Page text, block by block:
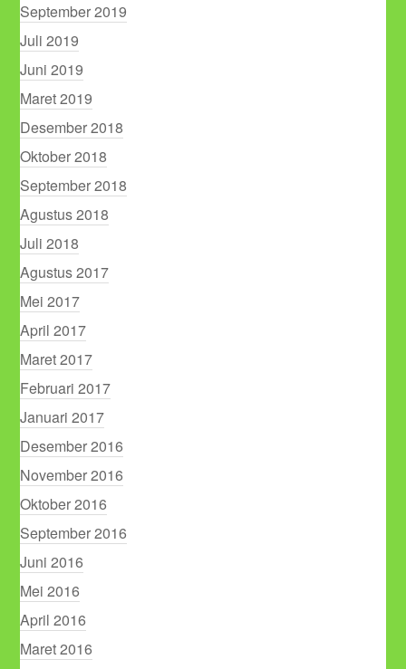
September 2019
Juli 2019
Juni 2019
Maret 2019
Desember 2018
Oktober 2018
September 2018
Agustus 2018
Juli 2018
Agustus 2017
Mei 2017
April 2017
Maret 2017
Februari 2017
Januari 2017
Desember 2016
November 2016
Oktober 2016
September 2016
Juni 2016
Mei 2016
April 2016
Maret 2016